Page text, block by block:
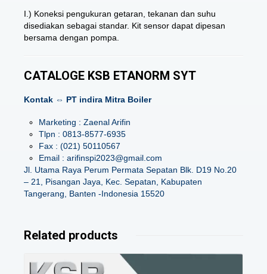
I.) Koneksi pengukuran getaran, tekanan dan suhu
disediakan sebagai standar. Kit sensor dapat dipesan
bersama dengan pompa.
CATALOGE KSB ETANORM SYT
Kontak ⇔ PT indira Mitra Boiler
Marketing : Zaenal Arifin
Tlpn : 0813-8577-6935
Fax : (021) 50110567
Email : arifinspi2023@gmail.com
Jl. Utama Raya Perum Permata Sepatan Blk. D19 No.20
– 21, Pisangan Jaya, Kec. Sepatan, Kabupaten
Tangerang, Banten -Indonesia 15520
Related products